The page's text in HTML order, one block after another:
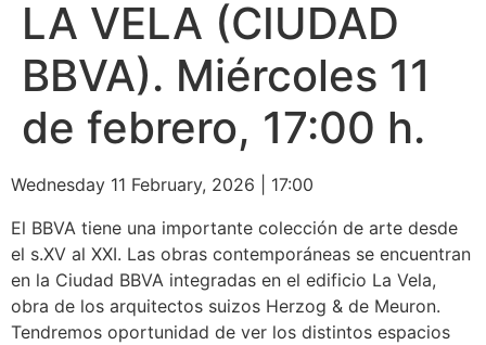
LA VELA (CIUDAD
BBVA). Miércoles 11
de febrero, 17:00 h.
Wednesday 11 February, 2026 17:00
El BBVA tiene una importante colección de arte desde
el s.XV al XXI. Las obras contemporáneas se encuentran
en la Ciudad BBVA integradas en el edificio La Vela,
obra de los arquitectos suizos Herzog & de Meuron.
Tendremos oportunidad de ver los distintos espacios